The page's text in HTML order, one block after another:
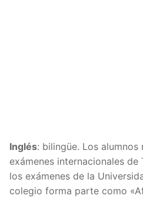
Inglés: bilingüe. Los alumnos
exámenes internacionales
los exámenes de la
colegio forma parte como